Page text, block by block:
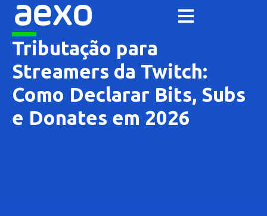
Tributação para
Streamers da Twitch:
Como Declarar Bits, Subs
e Donates em 2026